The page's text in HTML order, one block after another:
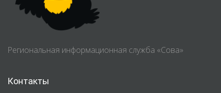
Региональная информационная служба «Сова»
Контакты